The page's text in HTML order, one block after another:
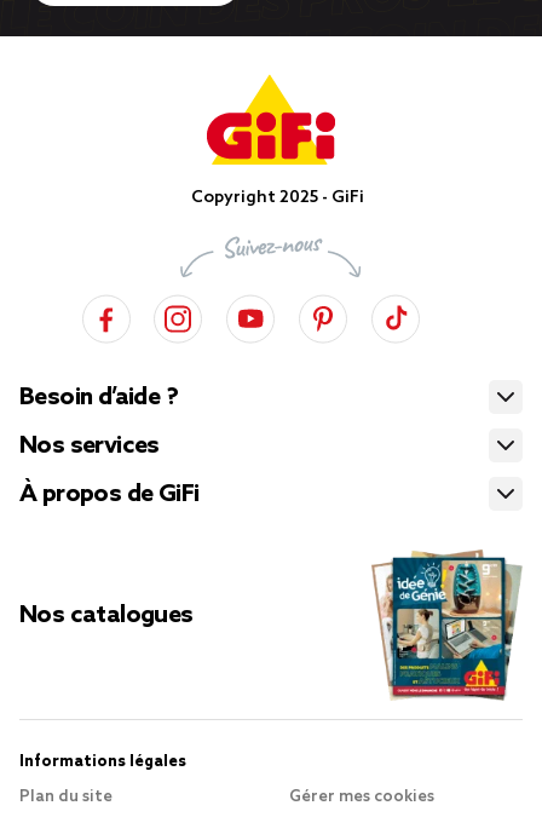
Copyright 2025 - GiFi
Besoin d’aide ?
Nos services
À propos de GiFi
Nos catalogues
Informations légales
Plan du site
Gérer mes cookies